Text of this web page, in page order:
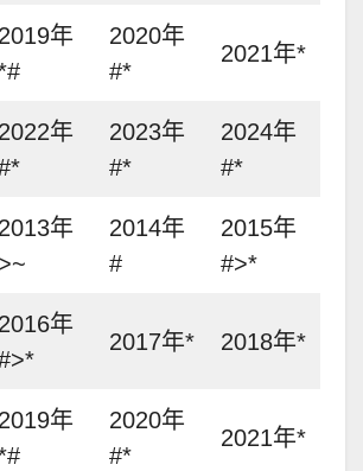
2019年
2020年
#*
2021年*
2022年
2023年
#*
2024年
#*
2013年
>~
2014年
#
2015年
#>*
2016年
2017年* 2018年*
2019年
2020年
#*
2021年*